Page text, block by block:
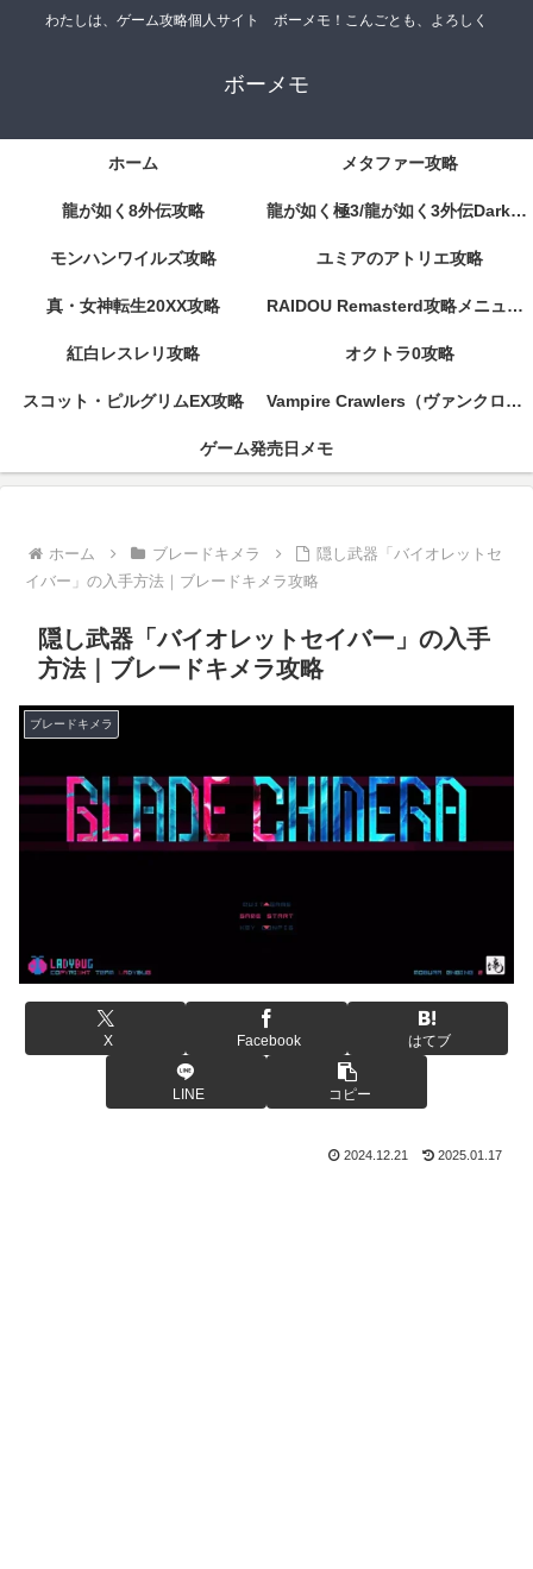
わたしは、ゲーム攻略個人サイト ボーメモ！こんごとも、よろしく
ボーメモ
ホーム メタファー攻略
龍が如く8外伝攻略 龍が如く極3/龍が如く3外伝DarkTies攻略
モンハンワイルズ攻略 ユミアのアトリエ攻略
真・女神転生20XX攻略 RAIDOU Remasterd攻略メニューページ
紅白レスレリ攻略 オクトラ0攻略
スコット・ピルグリムEX攻略 Vampire Crawlers（ヴァンクロ）攻略
ゲーム発売日メモ
ホーム ブレードキメラ
隠し武器「バイオレットセ
イバー」の入手方法｜ブレードキメラ攻略
隠し武器「バイオレットセイバー」の入手
方法｜ブレードキメラ攻略
ブレードキメラ
X Facebook はてブ
LINE コピー
2024.12.21 2025.01.17